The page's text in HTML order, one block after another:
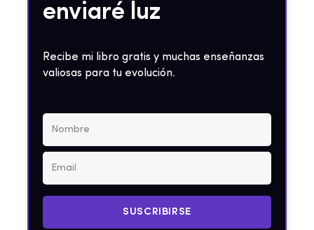
enviaré luz
Recibe mi libro gratis y muchas enseñanzas
valiosas para tu evolución.
SUSCRIBIRSE